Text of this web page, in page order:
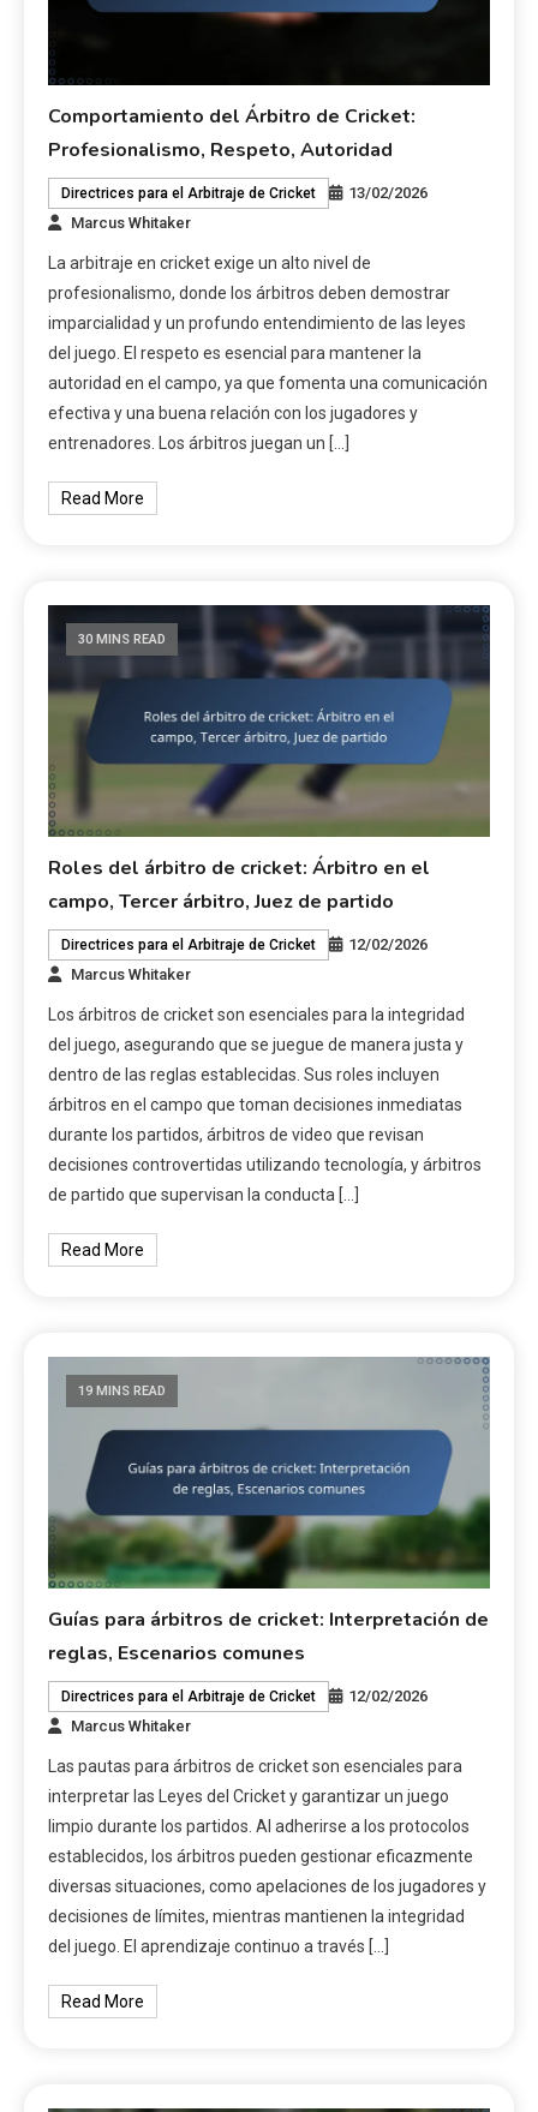
Comportamiento del Árbitro de Cricket:
Profesionalismo, Respeto, Autoridad
Directrices para el Arbitraje de Cricket
13/02/2026
Marcus Whitaker
La arbitraje en cricket exige un alto nivel de
profesionalismo, donde los árbitros deben demostrar
imparcialidad y un profundo entendimiento de las leyes
del juego. El respeto es esencial para mantener la
autoridad en el campo, ya que fomenta una comunicación
efectiva y una buena relación con los jugadores y
entrenadores. Los árbitros juegan un […]
Read More
30 MINS READ
Roles del árbitro de cricket: Árbitro en el
campo, Tercer árbitro, Juez de partido
Directrices para el Arbitraje de Cricket
12/02/2026
Marcus Whitaker
Los árbitros de cricket son esenciales para la integridad
del juego, asegurando que se juegue de manera justa y
dentro de las reglas establecidas. Sus roles incluyen
árbitros en el campo que toman decisiones inmediatas
durante los partidos, árbitros de video que revisan
decisiones controvertidas utilizando tecnología, y árbitros
de partido que supervisan la conducta […]
Read More
19 MINS READ
Guías para árbitros de cricket: Interpretación de
reglas, Escenarios comunes
Directrices para el Arbitraje de Cricket
12/02/2026
Marcus Whitaker
Las pautas para árbitros de cricket son esenciales para
interpretar las Leyes del Cricket y garantizar un juego
limpio durante los partidos. Al adherirse a los protocolos
establecidos, los árbitros pueden gestionar eficazmente
diversas situaciones, como apelaciones de los jugadores y
decisiones de límites, mientras mantienen la integridad
del juego. El aprendizaje continuo a través […]
Read More